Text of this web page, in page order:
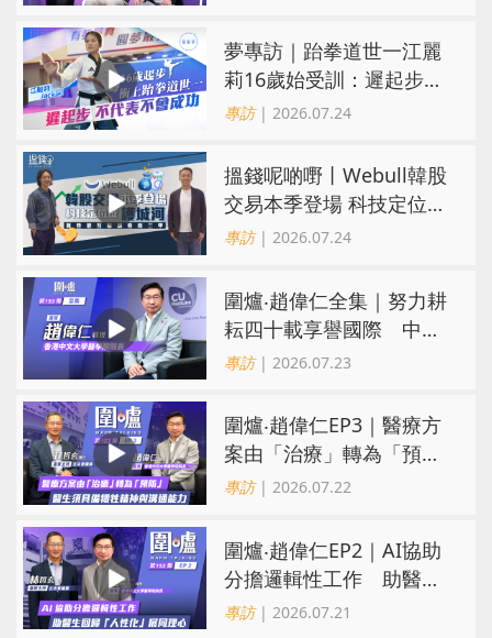
夢專訪｜跆拳道世一江麗
莉16歲始受訓：遲起步不
代表不會成功
專訪| 2026.07.24
搵錢呢啲嘢丨Webull韓股
交易本季登場 科技定位成
護城河 冀登港互聯網券商
專訪| 2026.07.24
圍爐‧趙偉仁全集｜努力耕
耘四十載享譽國際 中大
醫學院致力醫療創科造福
專訪| 2026.07.23
圍爐‧趙偉仁EP3｜醫療方
案由「治療」轉為「預
防」 醫生須具備犧牲精神
專訪| 2026.07.22
圍爐‧趙偉仁EP2｜AI協助
分擔邏輯性工作 助醫生
回歸「人性化」展同理心
專訪| 2026.07.21